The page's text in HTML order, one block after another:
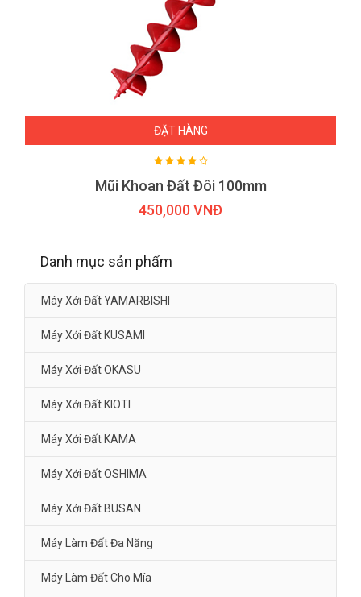
ĐẶT HÀNG
Mũi Khoan Đất Đôi 100mm
450,000 VNĐ
Danh mục sản phẩm
Máy Xới Đất YAMARBISHI
Máy Xới Đất KUSAMI
Máy Xới Đất OKASU
Máy Xới Đất KIOTI
Máy Xới Đất KAMA
Máy Xới Đất OSHIMA
Máy Xới Đất BUSAN
Máy Làm Đất Đa Năng
Máy Làm Đất Cho Mía